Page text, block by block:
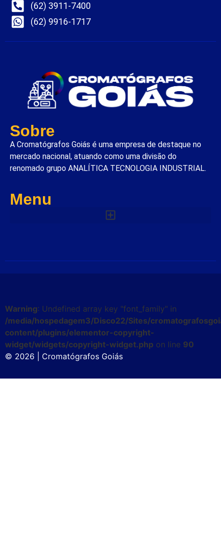
(62) 3911-7400
(62) 9916-1717
Sobre
A Cromatógrafos Goiás é uma empresa de destaque no
mercado nacional, atuando como uma divisão do
renomado grupo ANALÍTICA TECNOLOGIA INDUSTRIAL.
Menu
Warning: Undefined array key "font_family" in
/media/hospedagem3/Disco22/Sites/
content/plugins/elementor-copyright-
widget/widgets/copyright-widget.php on line 90
© 2026 | Cromatógrafos Goiás